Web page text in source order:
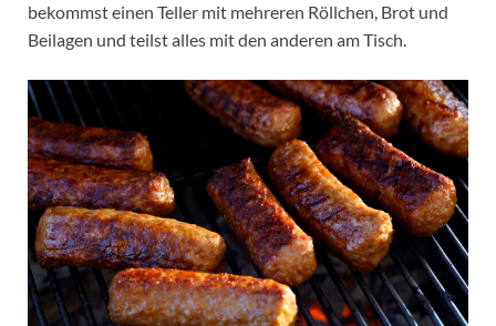
bekommst einen Teller mit mehreren Röllchen, Brot und
Beilagen und teilst alles mit den anderen am Tisch.